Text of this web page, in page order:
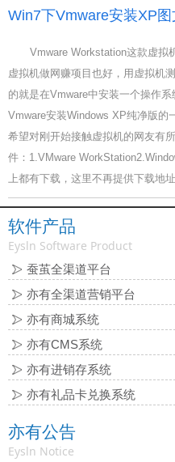
Win7下Vmware安装XP图
Vmware Workstation这款虚拟
虚拟机做网赚项目也好，用虚拟机
的就是在Vmware中安装一个操作
Vmware安装Windows XP纯净版的
希望对刚开始接触虚拟机的网友有
件：1.VMware
上都有下载，这里不再提供下载地
软件产品
Eysln Software Product
蚕茧全渠道平台
亦有全渠道营销平台
亦有商城系统
亦有CMS系统
亦有进销存系统
亦有礼品卡兑换系统
亦有公告
Eysln Notice